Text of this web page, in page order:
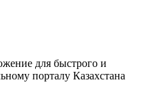
для быстрого и
порталу Казахстана